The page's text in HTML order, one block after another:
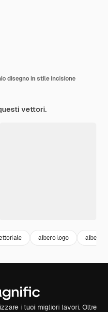
disegno in stile incisione
vettori.
albero logo albero
i tuoi migliori lavori. Oltre